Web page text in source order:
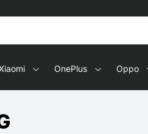
en tablets
OnePlus Oppo